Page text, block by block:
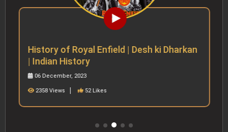
History of Royal Enfield | Desh ki Dharkan
| Indian History
06 December, 2023
2358 Views 52 Likes